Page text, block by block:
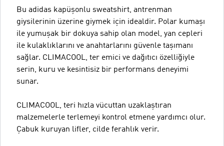
Bu adidas kapüşonlu sweatshirt, antrenman
giysilerinin üzerine giymek için idealdir. Polar kumaşı
ile yumuşak bir dokuya sahip olan model, yan cepleri
ile kulaklıklarını ve anahtarlarını güvenle taşımanı
sağlar. CLIMACOOL, ter emici ve dağıtıcı özelliğiyle
serin, kuru ve kesintisiz bir performans deneyimi
sunar.
CLIMACOOL, teri hızla vücuttan uzaklaştıran
malzemelerle terlemeyi kontrol etmene yardımcı olur.
Çabuk kuruyan lifler, cilde ferahlık verir.